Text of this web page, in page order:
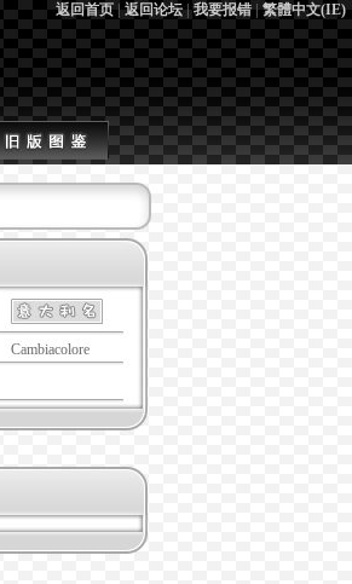
返回首页|返回论坛|我要报错|繁體中文(IE)
Cambiacolore